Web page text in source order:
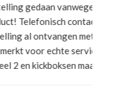
prijzen en
en 1e deel
waardoor je
nog wachten